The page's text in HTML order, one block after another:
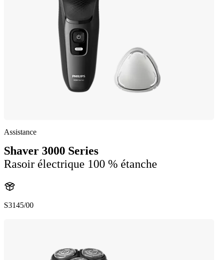
Assistance
Shaver 3000 Series
Rasoir électrique 100 % étanche
S3145/00